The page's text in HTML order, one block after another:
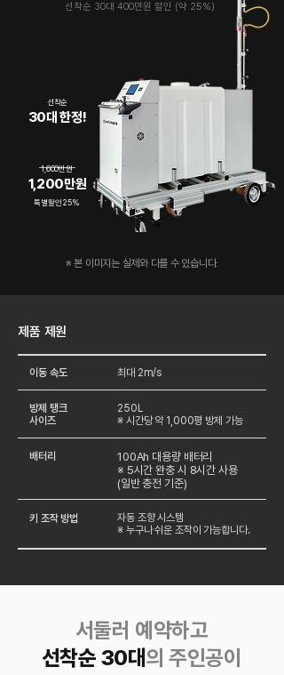
선착순 30대 400만원 할인 (약 25%)
선착순
30대 한정!
1,600만원
1,200만원
특별할인 25%
※ 본 이미지는 실제와 다를 수 있습니다.
​제품 제원
이동 속도
방제 탱크
사이즈
배터리
키 조작 방법
최대 2m/s
250L
※ 시간당 약 1,000평 방제 가능
자동 조향 시스템
※ 누구나 쉬운 조작이 가능합니다.
100Ah 대용량 배터리
※ 5시간 완충 시 8시간 사용
(일반 충전 기준)
서둘러 예약하고
선착순 30대의 주인공이